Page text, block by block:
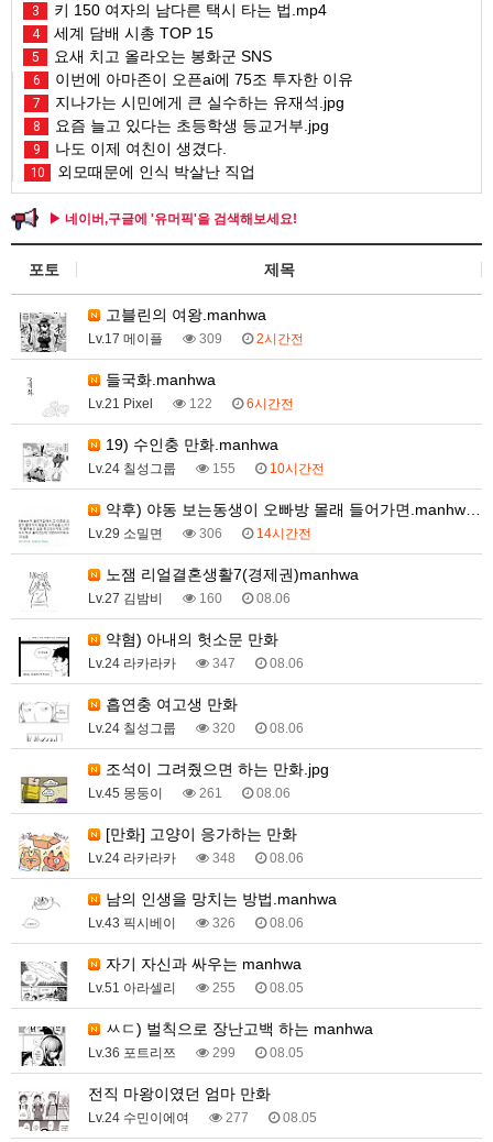
3 키 150 여자의 남다른 택시 타는 법.mp4
4 세계 담배 시총 TOP 15
5 요새 치고 올라오는 봉화군 SNS
6 이번에 아마존이 오픈ai에 75조 투자한 이유
7 지나가는 시민에게 큰 실수하는 유재석.jpg
8 요즘 늘고 있다는 초등학생 등교거부.jpg
9 나도 이제 여친이 생겼다.
10 외모때문에 인식 박살난 직업
▶ 네이버,구글에 '유머픽'을 검색해보세요!
포토 제목
고블린의 여왕.manhwa
Lv.17 메이플 309 2시간전
들국화.manhwa
Lv.21 Pixel 122 6시간전
19) 수인충 만화.manhwa
Lv.24 칠성그룹 155 10시간전
약후) 야동 보는동생이 오빠방 몰래 들어가면.manhw…
Lv.29 소밀면 306 14시간전
노잼 리얼결혼생활7(경제권)manhwa
Lv.27 김밤비 160 08.06
약혐) 아내의 헛소문 만화
Lv.24 라카라카 347 08.06
흡연충 여고생 만화
Lv.24 칠성그룹 320 08.06
조석이 그려줬으면 하는 만화.jpg
Lv.45 몽둥이 261 08.06
[만화] 고양이 응가하는 만화
Lv.24 라카라카 348 08.06
남의 인생을 망치는 방법.manhwa
Lv.43 픽시베이 326 08.06
자기 자신과 싸우는 manhwa
Lv.51 아라셀리 255 08.05
ㅆㄷ) 벌칙으로 장난고백 하는 manhwa
Lv.36 포트리쯔 299 08.05
전직 마왕이였던 엄마 만화
Lv.24 수민이에여 277 08.05